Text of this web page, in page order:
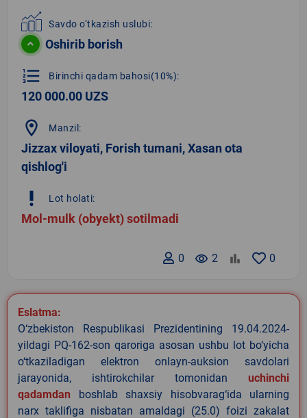
Savdo o‘tkazish uslubi:
Oshirib borish
format_list_numbered Birinchi qadam bahosi(10%):
120 000.00 UZS
location_on Manzil:
Jizzax viloyati, Forish tumani, Xasan ota
qishlog'i
priority_high Lot holati:
Mol-mulk (obyekt) sotilmadi
0
remove_red_eye 2
0
Eslatma:
O‘zbekiston Respublikasi Prezidentining 19.04.2024-
yildagi PQ-162-son qaroriga asosan ushbu lot bo‘yicha
o‘tkaziladigan elektron onlayn-auksion savdolari
jarayonida, ishtirokchilar tomonidan uchinchi
qadamdan boshlab shaxsiy hisobvarag‘ida ularning
narx taklifiga nisbatan amaldagi (25.0) foizi zakalat